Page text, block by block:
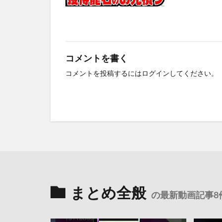
コメントを書く
コメントを投稿するにはログイン してください。
まとめ全般 の最新動画記事8